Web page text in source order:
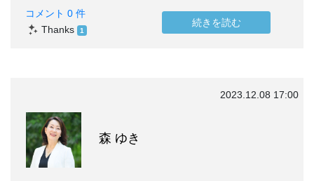
コメント 0 件
Thanks 1
続きを読む
2023.12.08 17:00
森 ゆき